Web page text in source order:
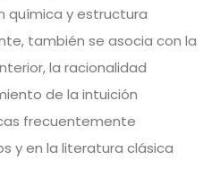
química y estructura
también se asocia con la
la racionalidad
de la intuición
frecuentemente
y en la literatura clásica